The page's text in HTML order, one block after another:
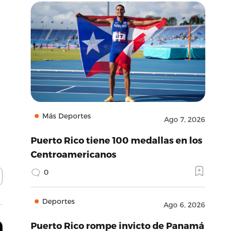
Más Deportes Ago 7, 2026
Puerto Rico tiene 100 medallas en los
Centroamericanos
0
Deportes Ago 6, 2026
Puerto Rico rompe invicto de Panamá